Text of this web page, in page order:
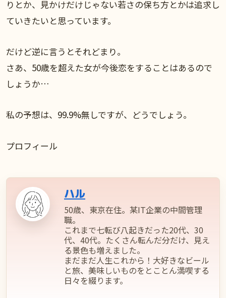
りとか、見かけだけじゃない若さの保ち方とかは追求し
ていきたいと思っています。
だけど逆に言うとそれどまり。
さあ、50歳を超えた女が今後恋をすることはあるので
しょうか…
私の予想は、99.9%無しですが、どうでしょう。
プロフィール
ハル
50歳、東京在住。某IT企業の中間管理
職。
これまで七転び八起きだった20代、30
代、40代。たくさん転んだ分だけ、見え
る景色も増えました。
まだまだ人生これから！大好きなビール
と旅、美味しいものをとことん満喫する
日々を綴ります。